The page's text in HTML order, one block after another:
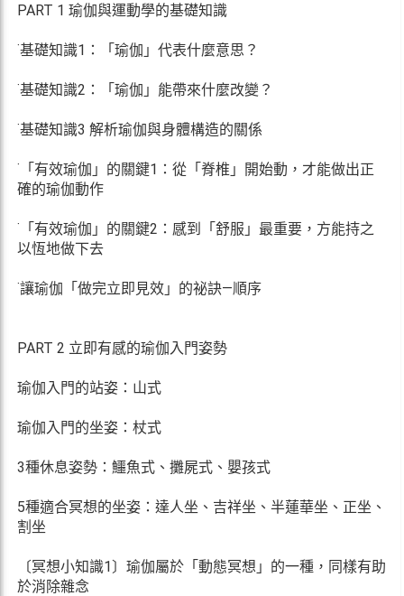
PART 1 瑜伽與運動學的基礎知識
˙基礎知識1：「瑜伽」代表什麼意思？
˙基礎知識2：「瑜伽」能帶來什麼改變？
˙基礎知識3 解析瑜伽與身體構造的關係
˙「有效瑜伽」的關鍵1：從「脊椎」開始動，才能做出正
確的瑜伽動作
˙「有效瑜伽」的關鍵2：感到「舒服」最重要，方能持之
以恆地做下去
˙讓瑜伽「做完立即見效」的祕訣—順序
PART 2 立即有感的瑜伽入門姿勢
瑜伽入門的站姿：山式
瑜伽入門的坐姿：杖式
3種休息姿勢：鱷魚式、攤屍式、嬰孩式
5種適合冥想的坐姿：達人坐、吉祥坐、半蓮華坐、正坐、
割坐
〔冥想小知識1〕瑜伽屬於「動態冥想」的一種，同樣有助
於消除雜念